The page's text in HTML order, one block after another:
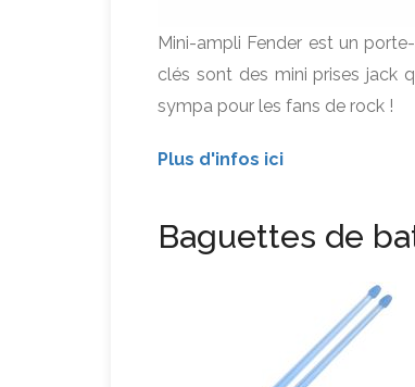
Mini-ampli Fender est un
clés sont des mini prises jack
sympa pour les fans de rock !
Plus d'infos ici
Baguettes de